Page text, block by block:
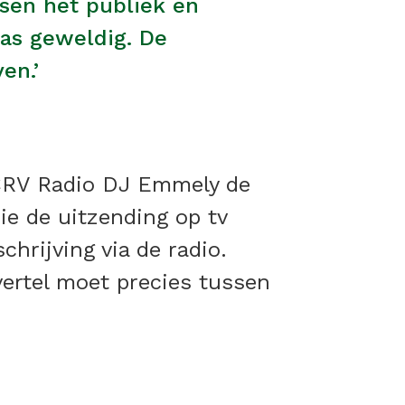
het publiek en
geweldig. De
Radio DJ Emmely de
de uitzending op tv
via de radio.
moet precies tussen